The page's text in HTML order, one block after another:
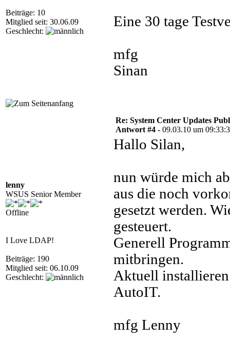
Beiträge: 10
Mitglied seit: 30.06.09
Geschlecht:
Eine 30 tage
mfg
Sinan
lenny
WSUS Senior Member
Offline
I Love LDAP!
Beiträge: 190
Mitglied seit: 06.10.09
Geschlecht:
Re: System Center Updates
Antwort #4 - 09.03.10 um
Hallo Silan,
nun würde mich
aus die noch
gesetzt werden.
gesteuert.
Generell
mitbringen.
Aktuell
AutoIT.
mfg Lenny